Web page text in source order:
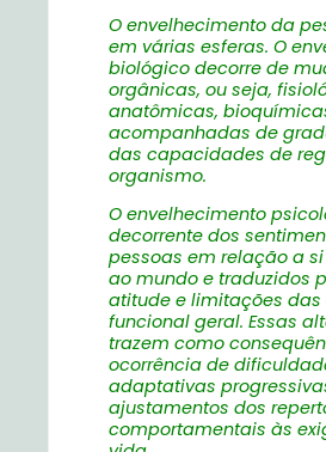
O envelhecimento da
em várias esferas. O
biológico decorre de
orgânicas, ou seja,
anatômicas,
acompanhadas de
das capacidades de
organismo.
O envelhecimento
decorrente dos
pessoas em relação a
ao mundo e traduzidos
atitude e limitações
funcional geral. Essas
trazem como
ocorrência de
adaptativas
ajustamentos dos
comportamentais às